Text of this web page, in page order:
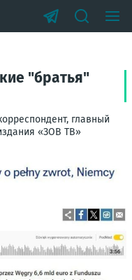
"братья"
главный
«ЗОВ ТВ»